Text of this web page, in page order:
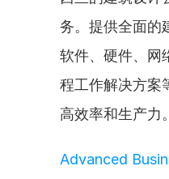
务。提供全面的
软件、硬件、网
程工作解决方案
高效率和生产力。
Advanced